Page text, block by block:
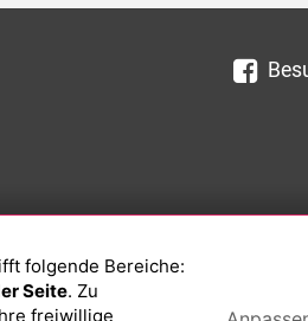
folgende Bereiche:
Seite. Zu
freiwillige